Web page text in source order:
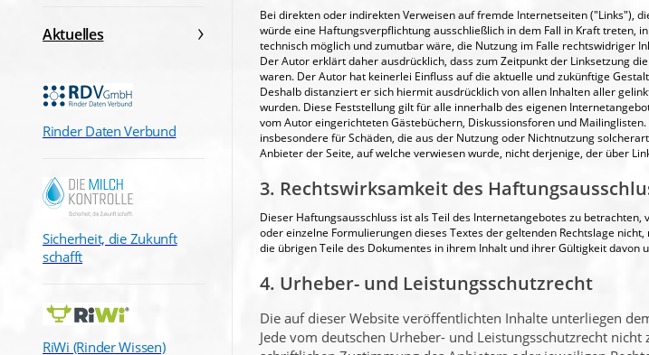
Aktuelles
Rinder Daten Verbund
Sicherheit, die Zukunft
schafft
RiWi (Rinder Wissen)
Bei direkten oder indirekten Verweisen auf fremde Internetseiten ( Links ),
würde eine Haftungsverpflichtung ausschließlich in dem Fall in Kraft treten,
technisch möglich und zumutbar wäre, die Nutzung im Falle rechtswidriger
Der Autor erklärt daher ausdrücklich, dass zum Zeitpunkt der Linksetzung
waren. Der Autor hat keinerlei Einfluss auf die aktuelle und zukünftige
Deshalb distanziert er sich hiermit ausdrücklich von allen Inhalten aller
wurden. Diese Feststellung gilt für alle innerhalb des eigenen
vom Autor eingerichteten Gästebüchern, Diskussionsforen und
insbesondere für Schäden, die aus der Nutzung oder Nichtnutzung
Anbieter der Seite, auf welche verwiesen wurde, nicht derjenige, der über
3. Rechtswirksamkeit des
Dieser Haftungsausschluss ist als Teil des Internetangebotes zu
oder einzelne Formulierungen dieses Textes der geltenden Rechtslage
die übrigen Teile des Dokumentes in ihrem Inhalt und ihrer Gültigkeit davon
4. Urheber- und Leistungsschutzrecht
Die auf dieser Website veröffentlichten Inhalte unterliegen
Jede vom deutschen Urheber- und Leistungsschutzrecht